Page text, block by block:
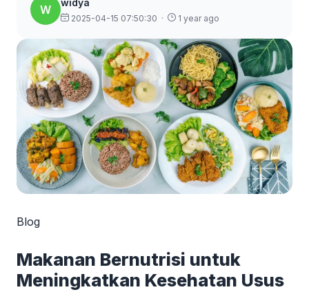
W
2025-04-15 07:50:30 · 1 year ago
Blog
Makanan Bernutrisi untuk
Meningkatkan Kesehatan Usus